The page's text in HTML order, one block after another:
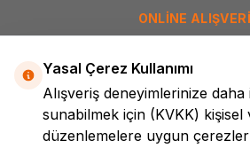
ONLİNE
İNTERNETTE GÜVENLİ
DİJİTAL
Yasal Çerez Kullanımı
Alışveriş deneyimlerinize
sunabilmek için (KVKK) kişisel
düzenlemelere uygun